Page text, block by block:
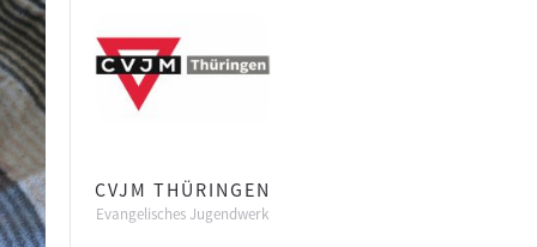
CVJM THÜRINGEN
Evangelisches Jugendwerk